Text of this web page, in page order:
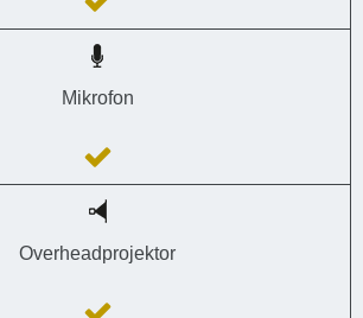
Mikrofon
Overheadprojektor